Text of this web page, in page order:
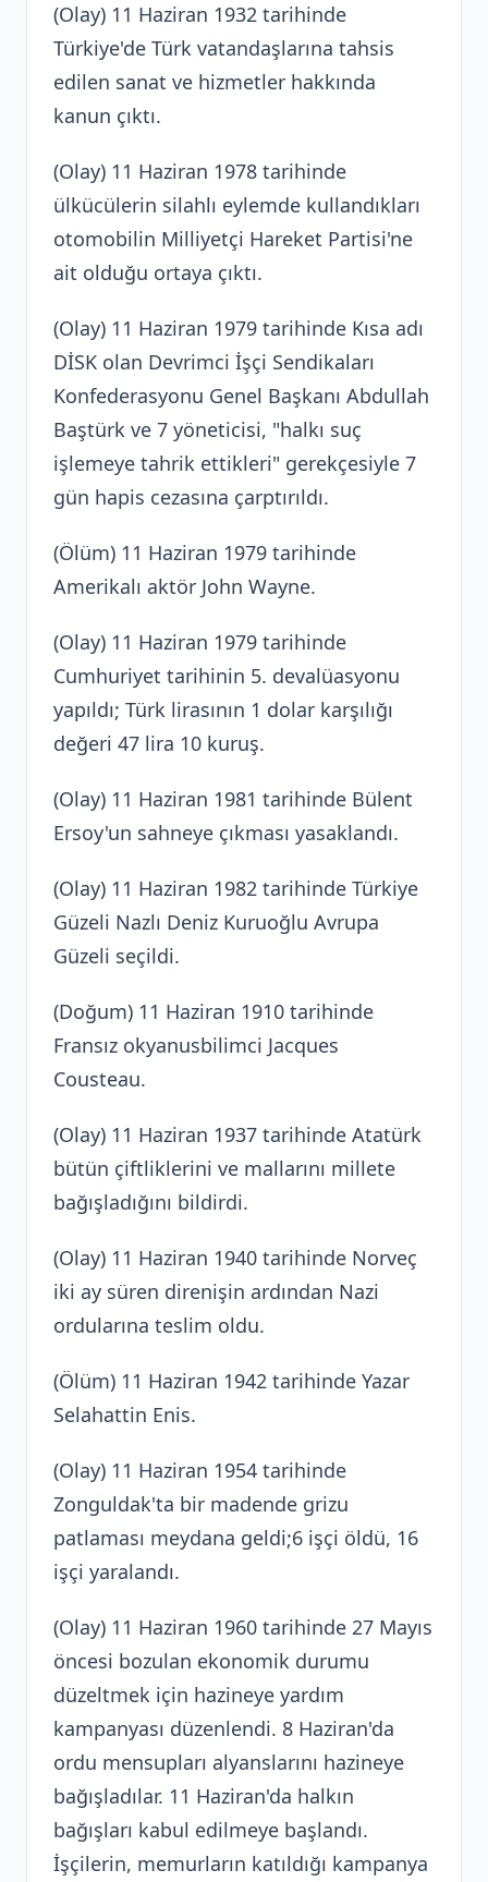
(Olay) 11 Haziran 1932 tarihinde
Türkiye'de Türk vatandaşlarına tahsis
edilen sanat ve hizmetler hakkında
kanun çıktı.
(Olay) 11 Haziran 1978 tarihinde
ülkücülerin silahlı eylemde kullandıkları
otomobilin Milliyetçi Hareket Partisi'ne
ait olduğu ortaya çıktı.
(Olay) 11 Haziran 1979 tarihinde Kısa adı
DİSK olan Devrimci İşçi Sendikaları
Konfederasyonu Genel Başkanı Abdullah
Baştürk ve 7 yöneticisi, "halkı suç
işlemeye tahrik ettikleri" gerekçesiyle 7
gün hapis cezasına çarptırıldı.
(Ölüm) 11 Haziran 1979 tarihinde
Amerikalı aktör John Wayne.
(Olay) 11 Haziran 1979 tarihinde
Cumhuriyet tarihinin 5. devalüasyonu
yapıldı; Türk lirasının 1 dolar karşılığı
değeri 47 lira 10 kuruş.
(Olay) 11 Haziran 1981 tarihinde Bülent
Ersoy'un sahneye çıkması yasaklandı.
(Olay) 11 Haziran 1982 tarihinde Türkiye
Güzeli Nazlı Deniz Kuruoğlu Avrupa
Güzeli seçildi.
(Doğum) 11 Haziran 1910 tarihinde
Fransız okyanusbilimci Jacques
Cousteau.
(Olay) 11 Haziran 1937 tarihinde Atatürk
bütün çiftliklerini ve mallarını millete
bağışladığını bildirdi.
(Olay) 11 Haziran 1940 tarihinde Norveç
iki ay süren direnişin ardından Nazi
ordularına teslim oldu.
(Ölüm) 11 Haziran 1942 tarihinde Yazar
Selahattin Enis.
(Olay) 11 Haziran 1954 tarihinde
Zonguldak'ta bir madende grizu
patlaması meydana geldi;6 işçi öldü, 16
işçi yaralandı.
(Olay) 11 Haziran 1960 tarihinde 27 Mayıs
öncesi bozulan ekonomik durumu
düzeltmek için hazineye yardım
kampanyası düzenlendi. 8 Haziran'da
ordu mensupları alyanslarını hazineye
bağışladılar. 11 Haziran'da halkın
bağışları kabul edilmeye başlandı.
İşçilerin, memurların katıldığı kampanya